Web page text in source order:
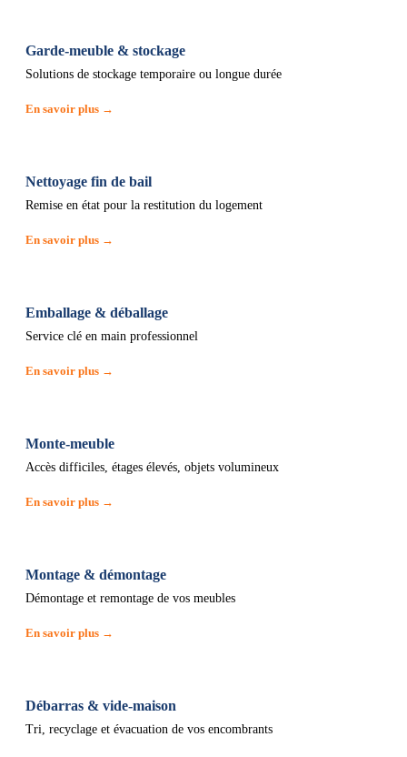
Garde-meuble & stockage
Solutions de stockage temporaire ou longue durée
En savoir plus →
Nettoyage fin de bail
Remise en état pour la restitution du logement
En savoir plus →
Emballage & déballage
Service clé en main professionnel
En savoir plus →
Monte-meuble
Accès difficiles, étages élevés, objets volumineux
En savoir plus →
Montage & démontage
Démontage et remontage de vos meubles
En savoir plus →
Débarras & vide-maison
Tri, recyclage et évacuation de vos encombrants